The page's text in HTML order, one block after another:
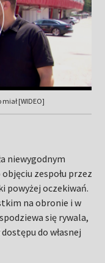
[WIDEO]
niewygodnym
zespołu przez
powyżej oczekiwań.
na obronie i w
spodziewa się rywala,
do własnej